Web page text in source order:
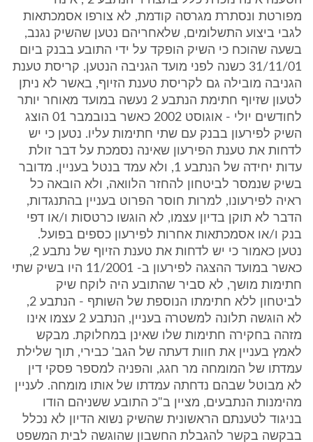
מפורטת ונסתרת מגרסה קודמת, לא צורפו אסמכתאות
לגבי ביצוע התשלומים, שלאחריהם נטען שהשיק נגנב,
בשעה שהוכח כי השיק הופקד על ידי התובע בבנק ביום
31/11/01 כשנה לפני מועד הגניבה הנטען. קריסת טענת
הגניבה מובילה גם לקריסת טענת הזיוף, באשר לא ניתן
לטעון שזיוף חתימת הנתבע 2 נעשה במועד מאוחר יותר
לחודשים יולי - אוגוסט 2002 כאשר בנובמבר 01 הוצג
השיק לפירעון בבנק עם שתי חתימות עליו. נטען כי יש
לדחות את טענת הפירעון שאינה נסמכת על דבר זולת
עדות יחידה של הנתבע 1, ולא עמד בנטל בעניין. מדובר
בשיק שנמסר לביטחון להחזר הלוואה, ולא הובאה כל
ראיה לפירעונו, למרות חוסר הפרוט בעניין בהתנגדות,
הדבר לא תוקן בדיון עצמו, לא הוגשו כרטסות ו/או דפי
בנק ו/או אסמכתאות אחרות לפירעון כספים בפועל.
נטען כאמור כי יש לדחות את טענת הזיוף של נתבע 2,
כאשר במועד ההצגה לפירעון ב- 11/2001 היו בשיק שתי
חתימות מושך, לא סביר שהתובע היה לוקח שיק
לביטחון ללא חתימתו הנוספת של השותף - הנתבע 2,
לא הוגשה תלונה למשטרה בעניין, הנתבע 2 עצמו אינו
מזהה בחקירה חתימות שלו שאינן במחלוקת. מבקש
לאמץ בעניין את חוות דעתה של הגב' כבירי, תוך שלילת
עמדתו של המומחה מר חגג, והפניה למספר פסקי דין
לא מבוטל שבהם נדחתה עמדתו של אותו מומחה. לעניין
מהימנות הנתבעים, מציין ב"כ התובע ששניהם הודו
בניגוד לטענתם הראשונית שהשיק נשוא הדיון לא נכלל
בבקשה בקשר להגבלת החשבון שהוגשה לבית המשפט